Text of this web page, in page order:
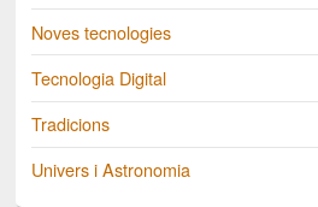
Noves tecnologies
Tecnologia Digital
Tradicions
Univers i Astronomia